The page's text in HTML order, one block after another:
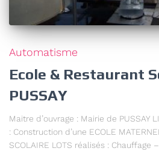
Automatisme
Ecole & Restaurant
PUSSAY
Maitre d’ouvrage : Mairie de PUSSAY
: Construction d’une ECOLE
SCOLAIRE LOTS réalisés :